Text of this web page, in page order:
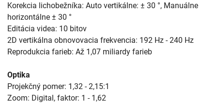
Korekcia lichobežníka: Auto vertikálne: ± 30 °, Manuálne
horizontálne ± 30 °
Editácia videa: 10 bitov
2D vertikálna obnovovacia frekvencia: 192 Hz - 240 Hz
Reprodukcia farieb: Až 1,07 miliardy farieb
Optika
Projekčný pomer: 1,32 - 2,15:1
Zoom: Digital, faktor: 1 - 1,62